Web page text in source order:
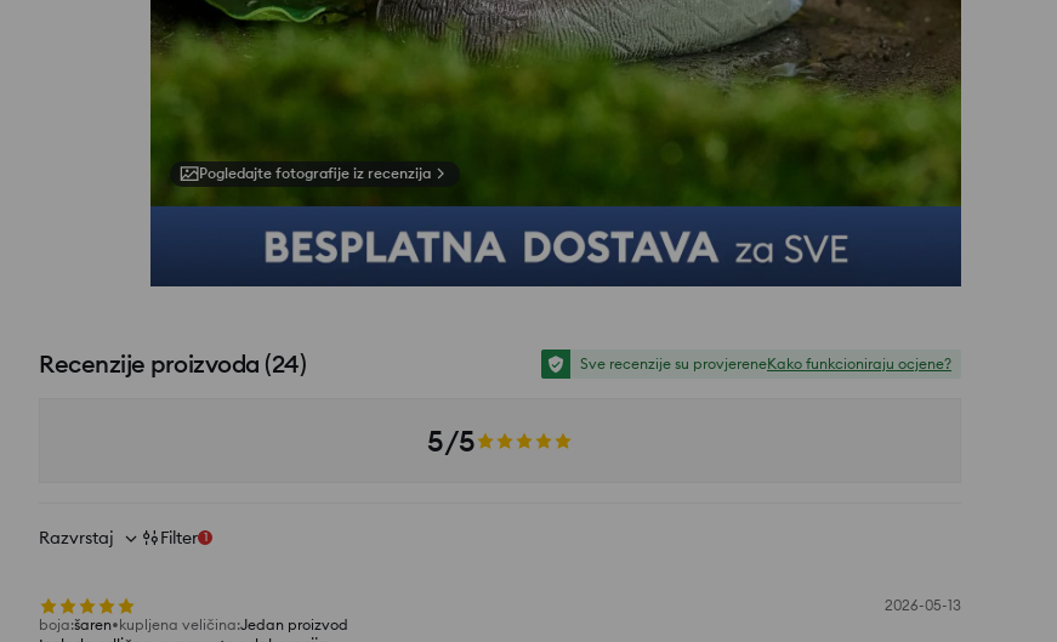
Pogledajte fotografije iz recenzija
Recenzije proizvoda (24) Sve recenzije su provjereneKako funkcioniraju ocjene?
5/5
Razvrstaj Filter 1
2026-05-13
boja:šaren kupljena veličina:Jedan proizvod